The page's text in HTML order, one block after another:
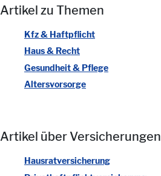
Artikel zu Themen
Kfz & Haftpflicht
Haus & Recht
Gesundheit & Pflege
Altersvorsorge
Artikel über Versicherungen
Hausratversicherung